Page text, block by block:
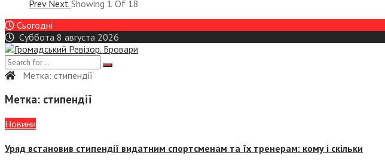
Prev Next Showing 1 Of 18
Сьогодні
Суббота 8 августа 2026
Метка: стипендії
Метка: стипендії
Новини
Уряд встановив стипендії видатним спортсменам та їх тренерам: кому і скільки